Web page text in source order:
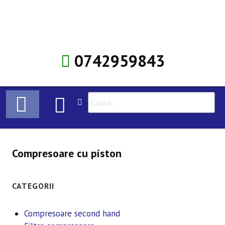
0742959843
COMPRESOARE
ÎNCHIRIERE COMPRESOARE
SERVICE
Compresoare cu piston
CATEGORII
Compresoare second hand